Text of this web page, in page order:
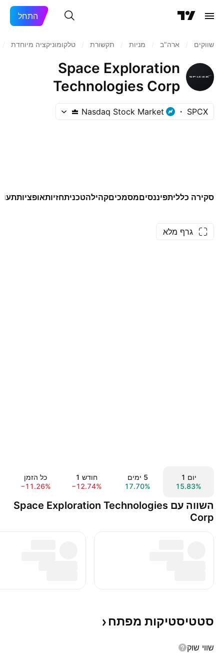
התחל
שווקים ארה"ב‏ מניות‏ תקשורת טלקומוניקציה מיוחדת
Space Exploration
Technologies Corp
SPCX
Nasdaq Stock Market
סקירה כלליתפיננסיםמסמכיםקהילהטכניתחזיותאופציות
גרף מלא
יום ‎1‎
15.83%
‎5‎ ימים
17.70%
חודש ‎1‎
−12.74%
כל הזמן
−11.26%
השווה עם Space Exploration Technologies
Corp
סטטיסטיקות מפתח
שווי שוק